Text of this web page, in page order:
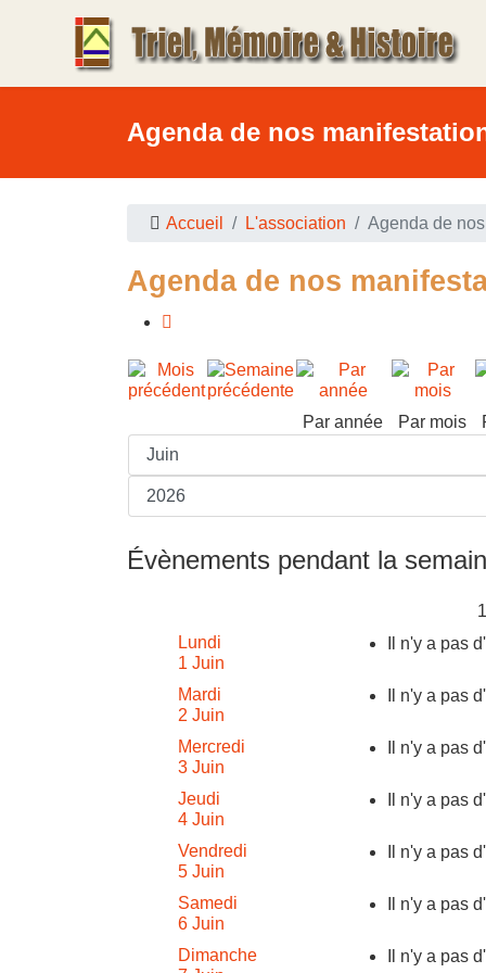
Agenda de nos
Accueil L'association Agenda de
Agenda de nos
Par année Par mois
Évènements pendant la
Lundi
1 Juin
Il n'y a pas
Mardi
2 Juin
Il n'y a pas
Mercredi
3 Juin
Il n'y a pas
Jeudi
4 Juin
Il n'y a pas
Vendredi
5 Juin
Il n'y a pas
Samedi
6 Juin
Il n'y a pas
Dimanche
Il n'y a pas